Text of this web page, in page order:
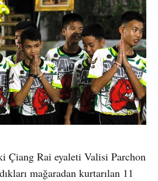
Çiang Rai eyaleti Valisi Parchon
mağaradan kurtarılan 11